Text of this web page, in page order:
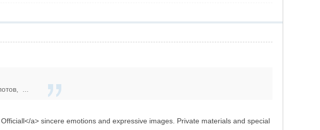
...
a> sincere emotions and expressive images. Private materials and special